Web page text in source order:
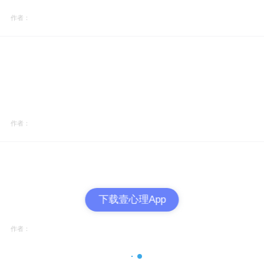
作者：
作者：
作者：
下载壹心理App